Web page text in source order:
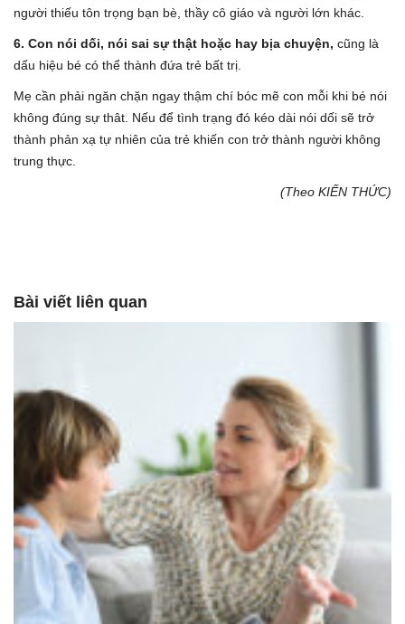
người thiếu tôn trọng bạn bè, thầy cô giáo và người lớn khác.
6. Con nói dối, nói sai sự thật hoặc hay bịa chuyện, cũng là
dấu hiệu bé có thể thành đứa trẻ bất trị.
Mẹ cần phải ngăn chặn ngay thậm chí bóc mẽ con mỗi khi bé nói
không đúng sự thât. Nếu để tình trạng đó kéo dài nói dối sẽ trở
thành phản xạ tự nhiên của trẻ khiến con trở thành người không
trung thực.
(Theo KIẾN THỨC)
Bài viết liên quan